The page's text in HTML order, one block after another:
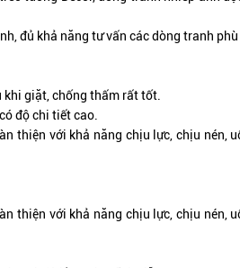
đủ khả năng tư vấn các dòng tranh
khi giặt, chống thấm rất tốt.
độ chi tiết cao.
thiện với khả năng chịu lực, chịu nén,
thiện với khả năng chịu lực, chịu nén,